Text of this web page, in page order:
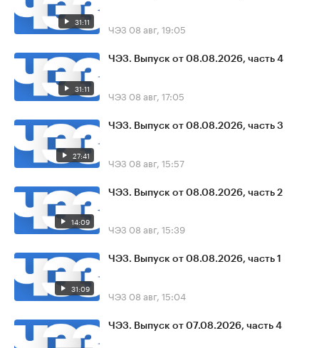
31:11 ЧЭЗ 08 авг, 19:05
31:11
ЧЭЗ. Выпуск от 08.08.2026, часть 4
ЧЭЗ 08 авг, 17:05
27:41
ЧЭЗ. Выпуск от 08.08.2026, часть 3
ЧЭЗ 08 авг, 15:57
14:09
ЧЭЗ. Выпуск от 08.08.2026, часть 2
ЧЭЗ 08 авг, 15:39
31:09
ЧЭЗ. Выпуск от 08.08.2026, часть 1
ЧЭЗ 08 авг, 15:04
ЧЭЗ. Выпуск от 07.08.2026, часть 4